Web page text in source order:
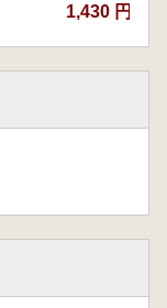
動向 年預
に見る煉瓦
社叢に関し
1,430 円